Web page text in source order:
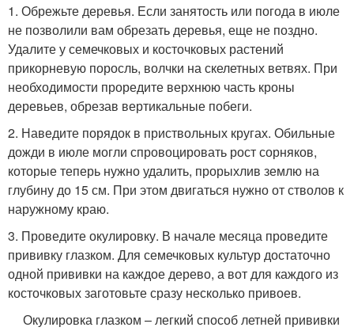
1. Обрежьте деревья. Если занятость или погода в июле
не позволили вам обрезать деревья, еще не поздно.
Удалите у семечковых и косточковых растений
прикорневую поросль, волчки на скелетных ветвях. При
необходимости проредите верхнюю часть кроны
деревьев, обрезав вертикальные побеги.
2. Наведите порядок в приствольных кругах. Обильные
дожди в июле могли спровоцировать рост сорняков,
которые теперь нужно удалить, прорыхлив землю на
глубину до 15 см. При этом двигаться нужно от стволов к
наружному краю.
3. Проведите окулировку. В начале месяца проведите
прививку глазком. Для семечковых культур достаточно
одной прививки на каждое дерево, а вот для каждого из
косточковых заготовьте сразу несколько привоев.
Окулировка глазком – легкий способ летней прививки